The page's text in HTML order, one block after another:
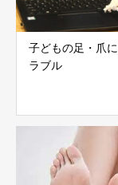
子どもの足・爪
ラブル